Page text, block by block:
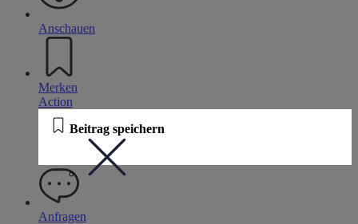
Anschauen
Merken
Action
Beitrag speichern
Anfragen